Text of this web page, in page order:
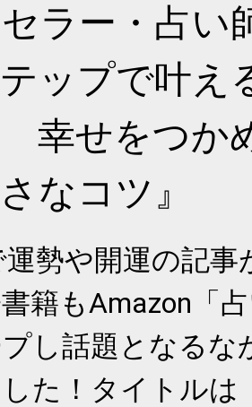
ラー・占い
テップで叶
幸せをつか
なコツ』
運勢や開運の記
籍もAmazon「
し話題となるな
た！タイトルは